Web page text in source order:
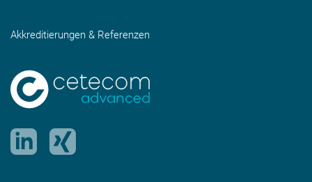
Akkreditierungen & Referenzen